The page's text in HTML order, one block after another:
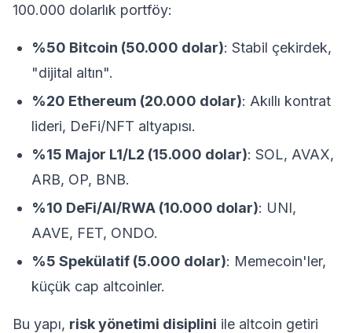
100.000 dolarlık portföy:
%50 Bitcoin (50.000 dolar): Stabil çekirdek,
"dijital altın".
%20 Ethereum (20.000 dolar): Akıllı kontrat
lideri, DeFi/NFT altyapısı.
%15 Major L1/L2 (15.000 dolar): SOL, AVAX,
ARB, OP, BNB.
%10 DeFi/AI/RWA (10.000 dolar): UNI,
AAVE, FET, ONDO.
%5 Spekülatif (5.000 dolar): Memecoin'ler,
küçük cap altcoinler.
Bu yapı, risk yönetimi disiplini ile altcoin getiri